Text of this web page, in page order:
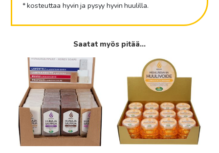
* kosteuttaa hyvin ja pysyy hyvin huulilla.
Saatat myös pitää...